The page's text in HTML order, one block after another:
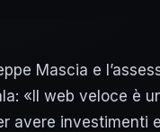
Mascia e
«Il web veloce è
avere investimenti